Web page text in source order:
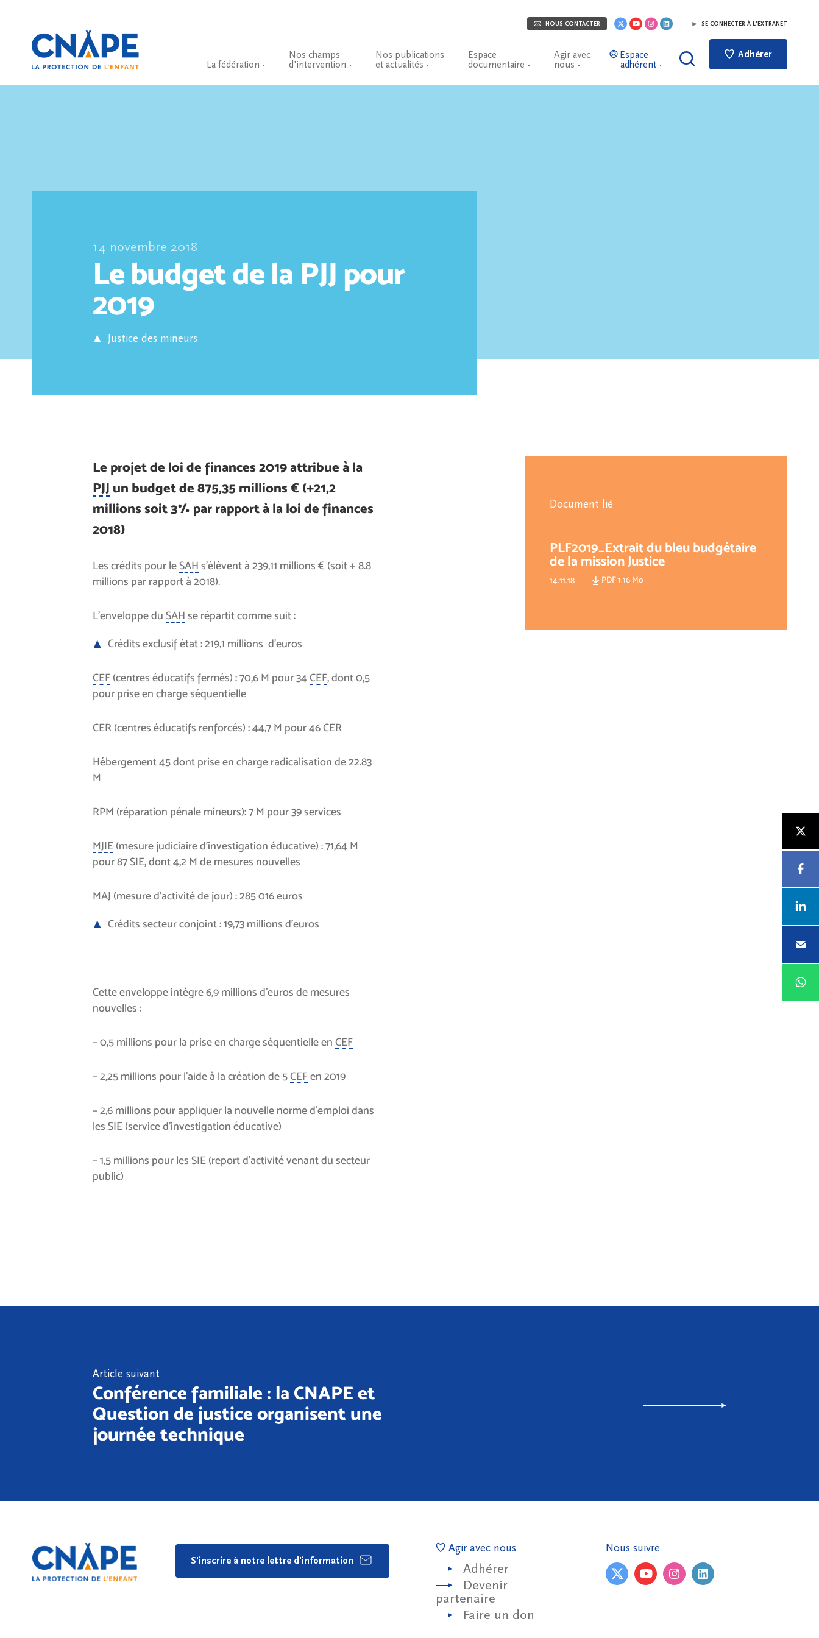
NOUS CONTACTER SE CONNECTER À L'EXTRANET
La fédération
Nos champs
d'intervention
Nos publications
et actualités
Espace
documentaire
Agir avec
nous
Espace
adhérent
Adhérer
14 novembre 2018
Le budget de la PJJ pour
2019
Justice des mineurs
Le projet de loi de finances 2019 attribue à la
PJJ un budget de 875,35 millions € (+21,2
millions soit 3% par rapport à la loi de finances
2018)
Les crédits pour leSAH s’élèvent à 239,11 millions € (soit + 8.8
millions par rapport à 2018).
L’enveloppe du SAH se répartit comme suit :
Crédits exclusif état : 219,1 millions d’euros
CEF (centres éducatifs fermés) : 70,6 M pour 34 CEF, dont 0,5
pour prise en charge séquentielle
CER (centres éducatifs renforcés) : 44,7 M pour 46 CER
Hébergement 45 dont prise en charge radicalisation de 22.83
M
RPM (réparation pénale mineurs): 7 M pour 39 services
MJIE (mesure judiciaire d’investigation éducative) : 71,64 M
pour 87 SIE, dont 4,2 M de mesures nouvelles
MAJ (mesure d’activité de jour) : 285 016 euros
Crédits secteur conjoint : 19,73 millions d’euros
Cette enveloppe intègre 6,9 millions d’euros de mesures
nouvelles :
– 0,5 millions pour la prise en charge séquentielle en CEF
– 2,25 millions pour l’aide à la création de 5CEFen 2019
– 2,6 millions pour appliquer la nouvelle norme d’emploi dans
les SIE (service d’investigation éducative)
– 1,5 millions pour les SIE (report d’activité venant du secteur
public)
Document lié
PLF2019_Extrait du bleu budgétaire
de la mission Justice
14.11.18 PDF 1.16 Mo
Article suivant
Conférence familiale : la CNAPE et
Question de justice organisent une
journée technique
S'inscrire à notre lettre d'information
Agir avec nous
Adhérer
Devenir
partenaire
Faire un don
Nous suivre